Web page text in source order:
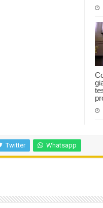
Twitter Whatsapp